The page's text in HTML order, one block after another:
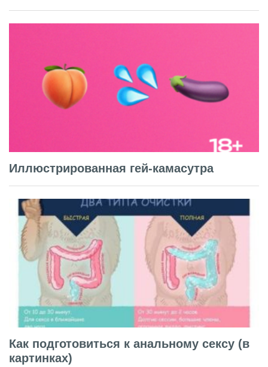
Иллюстрированная гей-камасутра
Как подготовиться к анальному сексу (в
картинках)